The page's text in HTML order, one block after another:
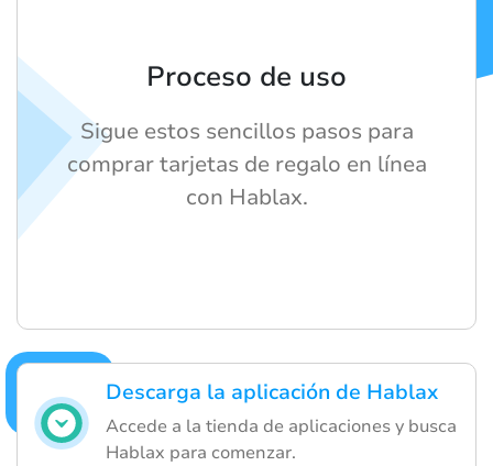
Descarga la aplicación de Hablax
Accede a la tienda de aplicaciones y busca
Hablax para comenzar.
Proceso de uso
Sigue estos sencillos pasos para
comprar tarjetas de regalo en línea
con Hablax.